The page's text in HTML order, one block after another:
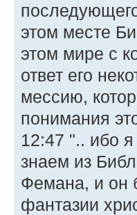
этом месте
этом мире с
ответ его
мессию,
понимания
12:47 ".. ибо
знаем из
Фемана, и он
фантазии